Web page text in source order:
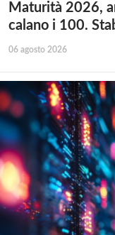
Maturità 2026,
calano i 100.
06 agosto 2026